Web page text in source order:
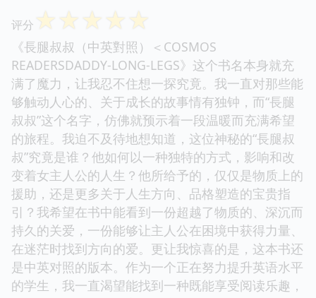
评分 ☆☆☆☆☆
《長腿叔叔（中英對照）＜COSMOS
READERSDADDY-LONG-LEGS》这个书名本身就充
满了魔力，让我忍不住想一探究竟。我一直对那些能
够触动人心的、关于成长的故事情有独钟，而“長腿
叔叔”这个名字，仿佛就预示着一段温暖而充满希望
的旅程。我迫不及待地想知道，这位神秘的“長腿叔
叔”究竟是谁？他如何以一种独特的方式，影响和改
变着女主人公的人生？他所给予的，仅仅是物质上的
援助，还是更多关于人生方向、品格塑造的宝贵指
引？我希望在书中能看到一份超越了物质的、深沉而
持久的关爱，一份能够让主人公在困境中获得力量、
在迷茫时找到方向的爱。更让我惊喜的是，这本书还
是中英对照的版本。作为一个正在努力提升英语水平
的学生，我一直渴望能找到一种既能享受阅读乐趣，